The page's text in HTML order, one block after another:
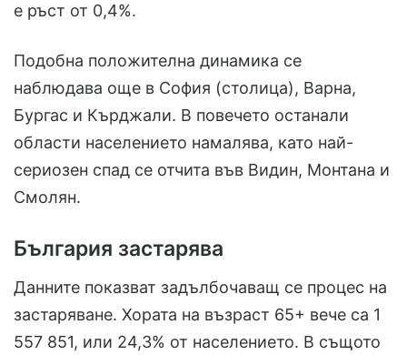
е ръст от 0,4%.
Подобна положителна динамика се
наблюдава още в София (столица), Варна,
Бургас и Кърджали. В повечето останали
области населението намалява, като най-
сериозен спад се отчита във Видин, Монтана и
Смолян.
България застарява
Данните показват задълбочаващ се процес на
застаряване. Хората на възраст 65+ вече са 1
557 851, или 24,3% от населението. В същото